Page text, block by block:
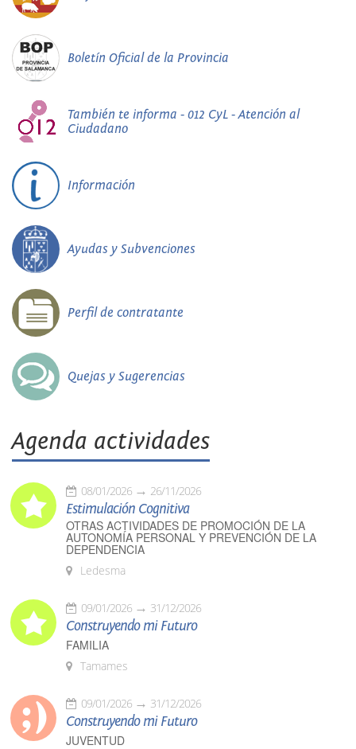
Boletín Oficial de la Provincia
También te informa - 012 CyL - Atención al
Ciudadano
Información
Ayudas y Subvenciones
Perfil de contratante
Quejas y Sugerencias
Agenda actividades
08/01/2026 26/11/2026
Estimulación Cognitiva
OTRAS ACTIVIDADES DE PROMOCIÓN DE LA
AUTONOMÍA PERSONAL Y PREVENCIÓN DE LA
DEPENDENCIA
Ledesma
09/01/2026 31/12/2026
Construyendo mi Futuro
FAMILIA
Tamames
09/01/2026 31/12/2026
Construyendo mi Futuro
JUVENTUD